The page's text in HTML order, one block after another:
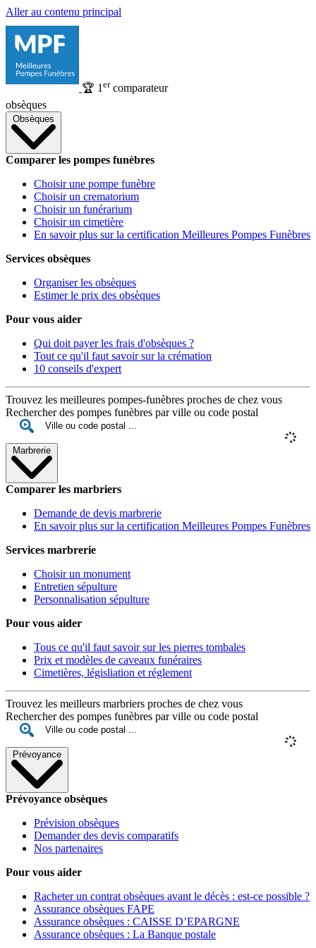
Aller au contenu principal
🏆 1 ercomparateur
obsèques
Obsèques
Comparer les pompes funèbres
Choisir une pompe funèbre
Choisir un crematorium
Choisir un funérarium
Choisir un cimetière
En savoir plus sur la certification Meilleures Pompes Funèbres
Services obsèques
Organiser les obsèques
Estimer le prix des obsèques
Pour vous aider
Qui doit payer les frais d'obsèques ?
Tout ce qu'il faut savoir sur la crémation
10 conseils d'expert
Trouvez les meilleures pompes-funèbres proches de chez vous
Rechercher des pompes funèbres par ville ou code postal
Marbrerie
Comparer les marbriers
Demande de devis marbrerie
En savoir plus sur la certification Meilleures Pompes Funèbres
Services marbrerie
Choisir un monument
Entretien sépulture
Personnalisation sépulture
Pour vous aider
Tous ce qu'il faut savoir sur les pierres tombales
Prix et modèles de caveaux funéraires
Cimetières, législiation et réglement
Trouvez les meilleurs marbriers proches de chez vous
Rechercher des pompes funèbres par ville ou code postal
Prévoyance
Prévoyance obsèques
Prévision obsèques
Demander des devis comparatifs
Nos partenaires
Pour vous aider
Racheter un contrat obsèques avant le décès : est-ce possible ?
Assurance obsèques FAPE
Assurance obsèques : CAISSE D’EPARGNE
Assurance obsèques : La Banque postale